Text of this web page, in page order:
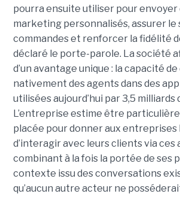
pourra ensuite utiliser pour envoyer
marketing personnalisés, assurer le
commandes et renforcer la fidélité
déclaré le porte-parole. La société
d’un avantage unique : la capacité
nativement des agents dans des
utilisées aujourd’hui par 3,5 milliards
L’entreprise estime être
placée pour donner aux entreprises
d’interagir avec leurs clients via ces
combinant à la fois la portée de ses
contexte issu des conversations
qu’aucun autre acteur ne